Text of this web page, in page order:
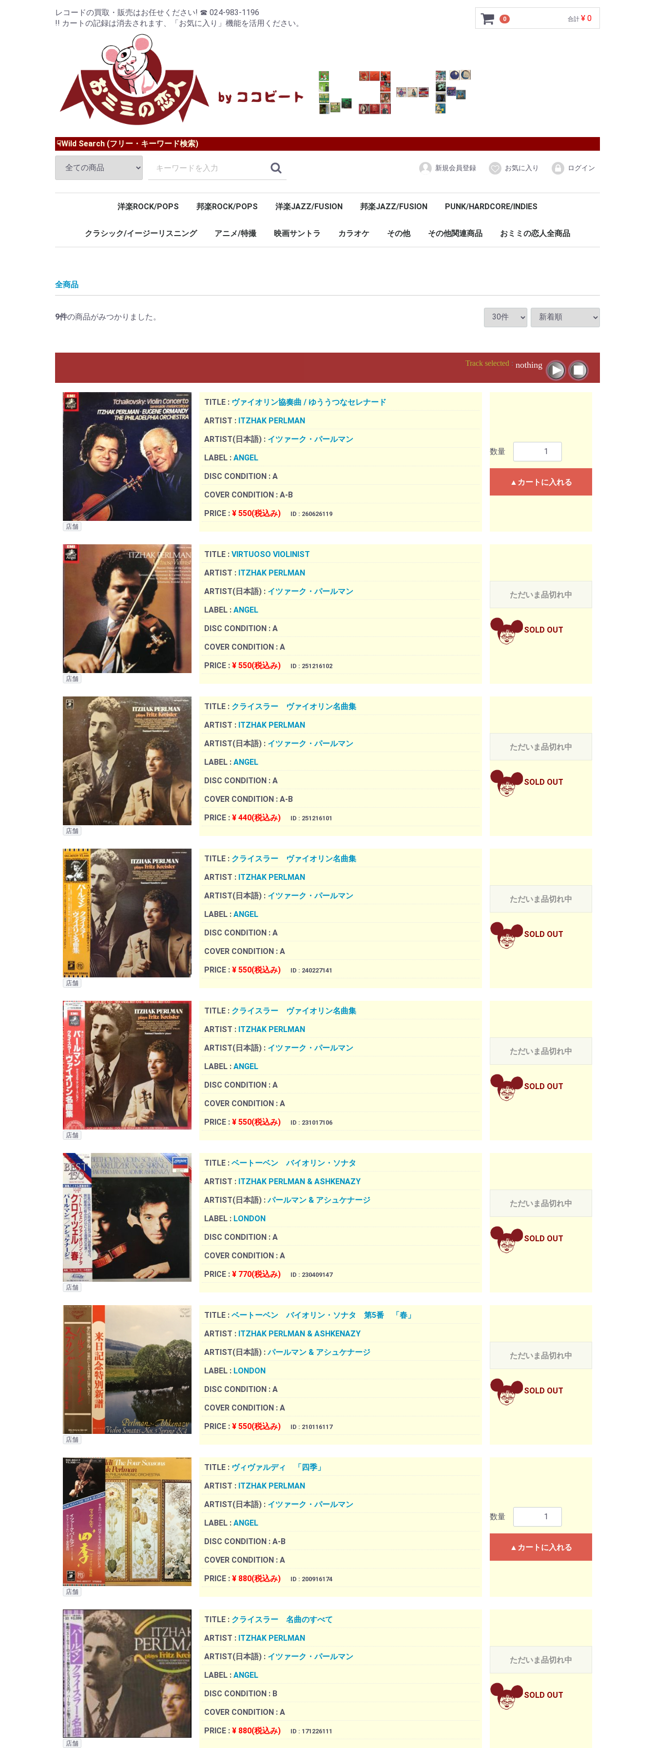
レコードの買取・販売はお任せください! ☎ 024-983-1196
!! カートの記録は消去されます、「お気に入り」機能を活用ください。
0 合計 ¥ 0
☟Wild Search (フリー・キーワード検索)
新規会員登録 お気に入り ログイン
洋楽ROCK/POPS
LP/12inch/10inch
7inch
邦楽ROCK/POPS
LP/12inch/10inch
7inch
洋楽JAZZ/FUSION
LP/12inch/10inch
7inch
邦楽JAZZ/FUSION
LP/12inch/10inch
7inch
PUNK/HARDCORE/INDIES
LP/12inch/10inch
7inch
クラシック/イージーリスニング アニメ/特撮 映画サントラ カラオケ その他 その他関連商品 おミミの恋人全商品
全商品
9件の商品がみつかりました。
Track selected : nothing
店舗
TITLE : ヴァイオリン協奏曲 / ゆううつなセレナード
ARTIST : ITZHAK PERLMAN
ARTIST(日本語) : イツァーク・パールマン
LABEL : ANGEL
DISC CONDITION : A
COVER CONDITION : A-B
PRICE : ¥ 550(税込み) ID : 260626119
数量
▲カートに入れる
店舗
TITLE : VIRTUOSO VIOLINIST
ARTIST : ITZHAK PERLMAN
ARTIST(日本語) : イツァーク・パールマン
LABEL : ANGEL
DISC CONDITION : A
COVER CONDITION : A
PRICE : ¥ 550(税込み) ID : 251216102
ただいま品切れ中
SOLD OUT
店舗
TITLE : クライスラー ヴァイオリン名曲集
ARTIST : ITZHAK PERLMAN
ARTIST(日本語) : イツァーク・パールマン
LABEL : ANGEL
DISC CONDITION : A
COVER CONDITION : A-B
PRICE : ¥ 440(税込み) ID : 251216101
ただいま品切れ中
SOLD OUT
店舗
TITLE : クライスラー ヴァイオリン名曲集
ARTIST : ITZHAK PERLMAN
ARTIST(日本語) : イツァーク・パールマン
LABEL : ANGEL
DISC CONDITION : A
COVER CONDITION : A
PRICE : ¥ 550(税込み) ID : 240227141
ただいま品切れ中
SOLD OUT
店舗
TITLE : クライスラー ヴァイオリン名曲集
ARTIST : ITZHAK PERLMAN
ARTIST(日本語) : イツァーク・パールマン
LABEL : ANGEL
DISC CONDITION : A
COVER CONDITION : A
PRICE : ¥ 550(税込み) ID : 231017106
ただいま品切れ中
SOLD OUT
店舗
TITLE : ベートーベン バイオリン・ソナタ
ARTIST : ITZHAK PERLMAN & ASHKENAZY
ARTIST(日本語) :パールマン & アシュケナージ
LABEL : LONDON
DISC CONDITION : A
COVER CONDITION : A
PRICE : ¥ 770(税込み) ID : 230409147
ただいま品切れ中
SOLD OUT
店舗
TITLE : ベートーベン バイオリン・ソナタ 第5番 「春」
ARTIST : ITZHAK PERLMAN & ASHKENAZY
ARTIST(日本語) :パールマン & アシュケナージ
LABEL : LONDON
DISC CONDITION : A
COVER CONDITION : A
PRICE : ¥ 550(税込み) ID : 210116117
ただいま品切れ中
SOLD OUT
店舗
TITLE : ヴィヴァルディ 「四季」
ARTIST : ITZHAK PERLMAN
ARTIST(日本語) : イツァーク・パールマン
LABEL : ANGEL
DISC CONDITION : A-B
COVER CONDITION : A
PRICE : ¥ 880(税込み) ID : 200916174
数量
▲カートに入れる
店舗
TITLE : クライスラー 名曲のすべて
ARTIST : ITZHAK PERLMAN
ARTIST(日本語) : イツァーク・パールマン
LABEL : ANGEL
DISC CONDITION : B
COVER CONDITION : A
PRICE : ¥ 880(税込み) ID : 171226111
ただいま品切れ中
SOLD OUT